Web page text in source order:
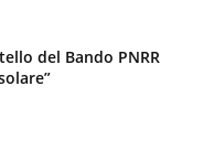
del Bando PNRR